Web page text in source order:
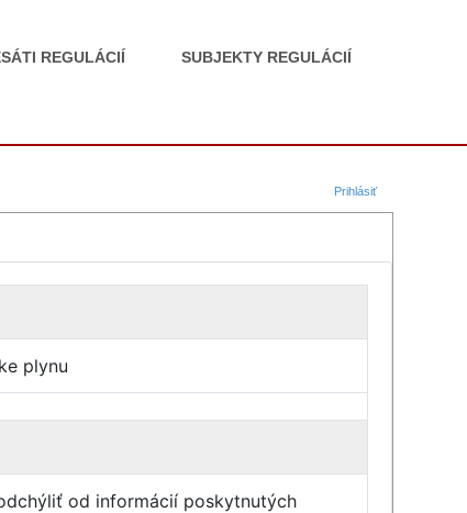
REGULÁCIÍ SUBJEKTY REGULÁCIÍ
Prihlásiť
plynu
od informácií poskytnutých